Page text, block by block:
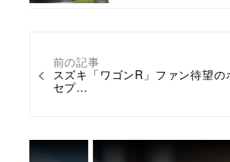
前の記事
スズキ「ワゴンR」ファン待望の
セプ…